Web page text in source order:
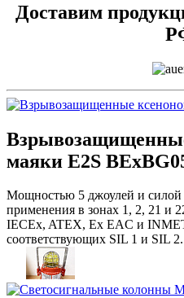
Доставим
маяки E2S
Мощностью 5 джоулей и силой
применения в зонах 1, 2, 21 и
IECEx, ATEX, Ex EAC и
соответствующих SIL 1 и SIL 2.